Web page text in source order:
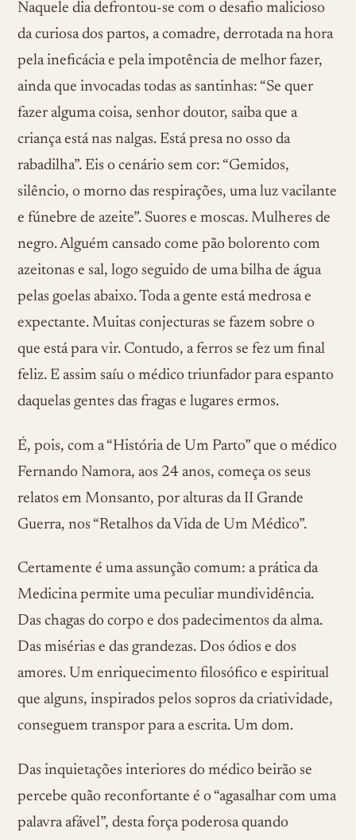
Naquele dia defrontou-se com o desafio malicioso
da curiosa dos partos, a comadre, derrotada na hora
pela ineficácia e pela impotência de melhor fazer,
ainda que invocadas todas as santinhas: “Se quer
fazer alguma coisa, senhor doutor, saiba que a
criança está nas nalgas. Está presa no osso da
rabadilha”. Eis o cenário sem cor: “Gemidos,
silêncio, o morno das respirações, uma luz vacilante
e fúnebre de azeite”. Suores e moscas. Mulheres de
negro. Alguém cansado come pão bolorento com
azeitonas e sal, logo seguido de uma bilha de água
pelas goelas abaixo. Toda a gente está medrosa e
expectante. Muitas conjecturas se fazem sobre o
que está para vir. Contudo, a ferros se fez um final
feliz. E assim saíu o médico triunfador para espanto
daquelas gentes das fragas e lugares ermos.
É, pois, com a “História de Um Parto” que o médico
Fernando Namora, aos 24 anos, começa os seus
relatos em Monsanto, por alturas da II Grande
Guerra, nos “Retalhos da Vida de Um Médico”.
Certamente é uma assunção comum: a prática da
Medicina permite uma peculiar mundividência.
Das chagas do corpo e dos padecimentos da alma.
Das misérias e das grandezas. Dos ódios e dos
amores. Um enriquecimento filosófico e espiritual
que alguns, inspirados pelos sopros da criatividade,
conseguem transpor para a escrita. Um dom.
Das inquietações interiores do médico beirão se
percebe quão reconfortante é o “agasalhar com uma
palavra afável”, desta força poderosa quando